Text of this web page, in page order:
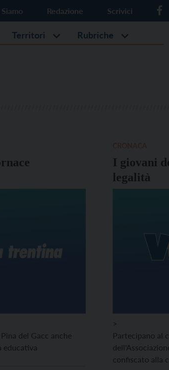
Redazione Scrivici
Territori Rubriche
del Gacc anche
educativa
I giovani
legalità
>
Partecipano al
confiscato alla